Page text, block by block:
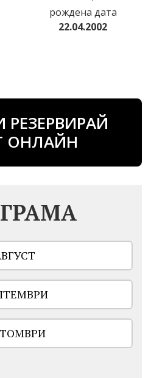
рождена дата
22.04.2002
ОНЛАЙН